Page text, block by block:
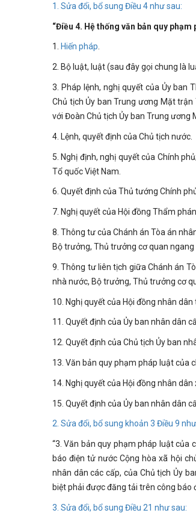
1. Sửa đổi, bổ sung Điều 4như sau:
“Điều 4. Hệ thống văn bản quy phạm
1. Hiến pháp.
2. Bộ luật, luật (sau đây gọi chung là
3. Pháp lệnh, nghị quyết của Ủy ban
Chủ tịch Ủy ban Trung ương Mặt
với Đoàn Chủ tịch Ủy ban Trung ương
4. Lệnh, quyết định của Chủ tịch nước.
5. Nghị định, nghị quyết của Chính
Tổ quốc Việt Nam.
6. Quyết định của Thủ tướng Chính
7. Nghị quyết của Hội đồng Thẩm
8. Thông tư của Chánh án Tòa án
Bộ trưởng, Thủ trưởng cơ quan
9. Thông tư liên tịch giữa Chánh án
nhà nước, Bộ trưởng, Thủ trưởng cơ
10. Nghị quyết của Hội đồng nhân
11. Quyết định của Ủy ban nhân dân
12. Quyết định của Chủ tịch Ủy ban
13. Văn bản quy phạm pháp luật của
14. Nghị quyết của Hội đồng nhân
15. Quyết định của Ủy ban nhân dân
2. Sửa đổi, bổ sung khoản 3 Điều 9
“3. Văn bản quy phạm pháp luật
báo điện tử nước Cộng hòa xã hội
nhân dân các cấp, của Chủ tịch Ủy
biệt phải được đăng tải trên công báo
3. Sửa đổi, bổ sung Điều 21 như sau: